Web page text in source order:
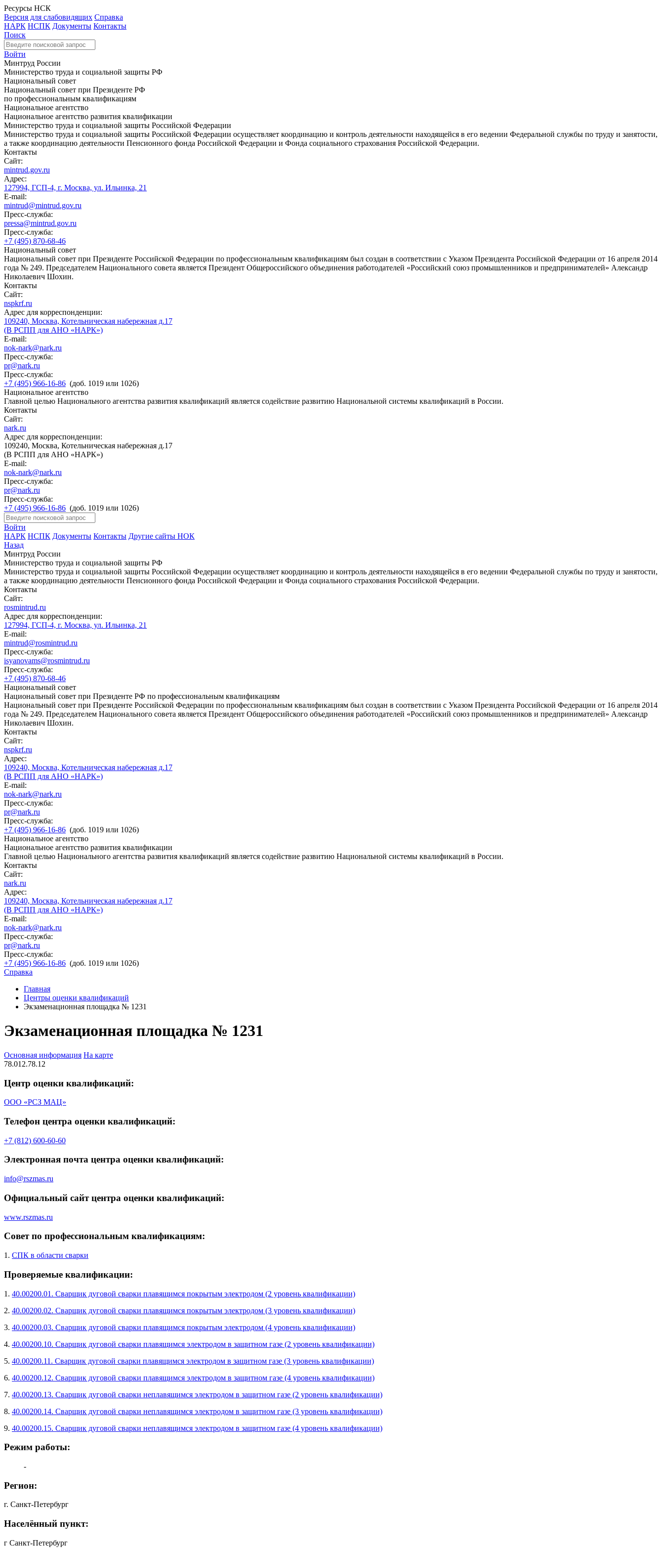
Ресурсы НСК
Версия для слабовидящих Справка
НАРК НСПК Документы Контакты
Поиск
Войти
Минтруд России
Министерство труда и социальной защиты РФ
Национальный совет
Национальный совет при Президенте РФ
по профессиональным квалификациям
Национальное агентство
Национальное агентство развития квалификации
Министерство труда и социальной защиты Российской Федерации
Министерство труда и социальной защиты Российской Федерации осуществляет координацию и контроль деятельности находящейся в его ведении Федеральной службы по труду и занятости,
а также координацию деятельности Пенсионного фонда Российской Федерации и Фонда социального страхования Российской Федерации.
Контакты
Сайт:
mintrud.gov.ru
Адрес:
127994, ГСП-4, г. Москва, ул. Ильинка, 21
E-mail:
mintrud@mintrud.gov.ru
Пресс-служба:
pressa@mintrud.gov.ru
Пресс-служба:
+7 (495) 870-68-46
Национальный совет
Национальный совет при Президенте Российской Федерации по профессиональным квалификациям был создан в соответствии с Указом Президента Российской Федерации от 16 апреля 2014
года № 249. Председателем Национального совета является Президент Общероссийского объединения работодателей «Российский союз промышленников и предпринимателей» Александр
Николаевич Шохин.
Контакты
Сайт:
nspkrf.ru
Адрес для корреспонденции:
109240, Москва, Котельническая набережная д.17
(В РСПП для АНО «НАРК»)
E-mail:
nok-nark@nark.ru
Пресс-служба:
pr@nark.ru
Пресс-служба:
+7 (495) 966-16-86 (доб. 1019 или 1026)
Национальное агентство
Главной целью Национального агентства развития квалификаций является содействие развитию Национальной системы квалификаций в России.
Контакты
Сайт:
nark.ru
Адрес для корреспонденции:
109240, Москва, Котельническая набережная д.17
(В РСПП для АНО «НАРК»)
E-mail:
nok-nark@nark.ru
Пресс-служба:
pr@nark.ru
Пресс-служба:
+7 (495) 966-16-86 (доб. 1019 или 1026)
Войти
НАРК НСПК Документы Контакты Другие сайты НОК
Назад
Минтруд России
Министерство труда и социальной защиты РФ
Министерство труда и социальной защиты Российской Федерации осуществляет координацию и контроль деятельности находящейся в его ведении Федеральной службы по труду и занятости,
а также координацию деятельности Пенсионного фонда Российской Федерации и Фонда социального страхования Российской Федерации.
Контакты
Сайт:
rosmintrud.ru
Адрес для корреспонденции:
127994, ГСП-4, г. Москва, ул. Ильинка, 21
E-mail:
mintrud@rosmintrud.ru
Пресс-служба:
isyanovams@rosmintrud.ru
Пресс-служба:
+7 (495) 870-68-46
Национальный совет
Национальный совет при Президенте РФ по профессиональным квалификациям
Национальный совет при Президенте Российской Федерации по профессиональным квалификациям был создан в соответствии с Указом Президента Российской Федерации от 16 апреля 2014
года № 249. Председателем Национального совета является Президент Общероссийского объединения работодателей «Российский союз промышленников и предпринимателей» Александр
Николаевич Шохин.
Контакты
Сайт:
nspkrf.ru
Адрес:
109240, Москва, Котельническая набережная д.17
(В РСПП для АНО «НАРК»)
E-mail:
nok-nark@nark.ru
Пресс-служба:
pr@nark.ru
Пресс-служба:
+7 (495) 966-16-86 (доб. 1019 или 1026)
Национальное агентство
Национальное агентство развития квалификации
Главной целью Национального агентства развития квалификаций является содействие развитию Национальной системы квалификаций в России.
Контакты
Сайт:
nark.ru
Адрес:
109240, Москва, Котельническая набережная д.17
(В РСПП для АНО «НАРК»)
E-mail:
nok-nark@nark.ru
Пресс-служба:
pr@nark.ru
Пресс-служба:
+7 (495) 966-16-86 (доб. 1019 или 1026)
Справка
Главная
Центры оценки квалификаций
Экзаменационная площадка № 1231
Экзаменационная площадка № 1231
Основная информация На карте
78.012.78.12
Центр оценки квалификаций:
ООО «РСЗ МАЦ»
Телефон центра оценки квалификаций:
+7 (812) 600-60-60
Электронная почта центра оценки квалификаций:
info@rszmas.ru
Официальный сайт центра оценки квалификаций:
www.rszmas.ru
Совет по профессиональным квалификациям:
1. СПК в области сварки
Проверяемые квалификации:
1. 40.00200.01. Сварщик дуговой сварки плавящимся покрытым электродом (2 уровень квалификации)
2. 40.00200.02. Сварщик дуговой сварки плавящимся покрытым электродом (3 уровень квалификации)
3. 40.00200.03. Сварщик дуговой сварки плавящимся покрытым электродом (4 уровень квалификации)
4. 40.00200.10. Сварщик дуговой сварки плавящимся электродом в защитном газе (2 уровень квалификации)
5. 40.00200.11. Сварщик дуговой сварки плавящимся электродом в защитном газе (3 уровень квалификации)
6. 40.00200.12. Сварщик дуговой сварки плавящимся электродом в защитном газе (4 уровень квалификации)
7. 40.00200.13. Сварщик дуговой сварки неплавящимся электродом в защитном газе (2 уровень квалификации)
8. 40.00200.14. Сварщик дуговой сварки неплавящимся электродом в защитном газе (3 уровень квалификации)
9. 40.00200.15. Сварщик дуговой сварки неплавящимся электродом в защитном газе (4 уровень квалификации)
Режим работы:
-
Регион:
г. Санкт-Петербург
Населённый пункт:
г Санкт-Петербург